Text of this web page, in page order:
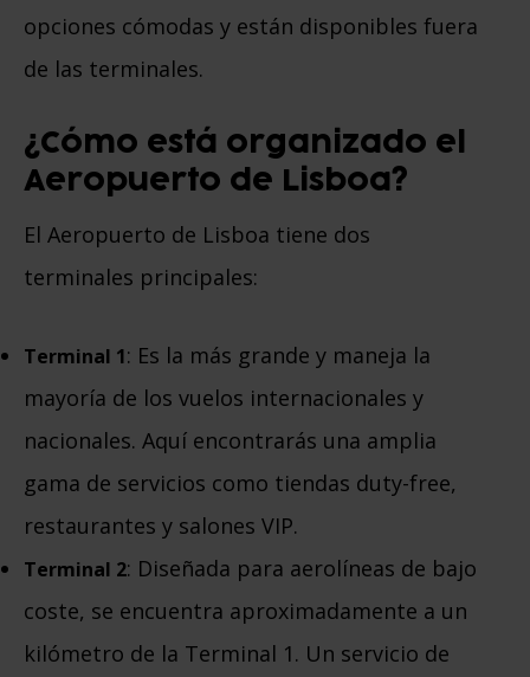
opciones cómodas y están disponibles fuera
de las terminales.
¿Cómo está organizado el
Aeropuerto de Lisboa?
El Aeropuerto de Lisboa tiene dos
terminales principales:
Terminal 1: Es la más grande y maneja la
mayoría de los vuelos internacionales y
nacionales. Aquí encontrarás una amplia
gama de servicios como tiendas duty-free,
restaurantes y salones VIP.
Terminal 2: Diseñada para aerolíneas de bajo
coste, se encuentra aproximadamente a un
kilómetro de la Terminal 1. Un servicio de